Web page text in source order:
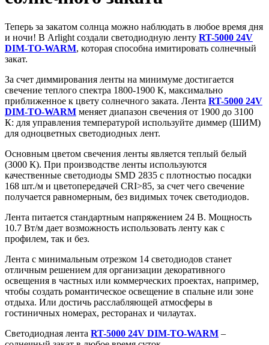
Теперь за закатом солнца можно наблюдать в любое время дня
и ночи! В Arlight создали светодиодную ленту RT-5000 24V
DIM-TO-WARM, которая способна имитировать солнечный
закат.
За счет диммирования ленты на минимуме достигается
свечение теплого спектра 1800-1900 К, максимально
приближенное к цвету солнечного заката. Лента RT-5000 24V
DIM-TO-WARM меняет диапазон свечения от 1900 до 3100
К: для управления температурой используйте диммер (ШИМ)
для одноцветных светодиодных лент.
Основным цветом свечения ленты является теплый белый
(3000 К). При производстве ленты используются
качественные светодиоды SMD 2835 с плотностью посадки
168 шт./м и цветопередачей CRI>85, за счет чего свечение
получается равномерным, без видимых точек светодиодов.
Лента питается стандартным напряжением 24 В. Мощность
10.7 Вт/м дает возможность использовать ленту как с
профилем, так и без.
Лента с минимальным отрезком 14 светодиодов станет
отличным решением для организации декоративного
освещения в частных или коммерческих проектах, например,
чтобы создать романтическое освещение в спальне или зоне
отдыха. Или достичь расслабляющей атмосферы в
гостиничных номерах, ресторанах и чилаутах.
Светодиодная лента RT-5000 24V DIM-TO-WARM –